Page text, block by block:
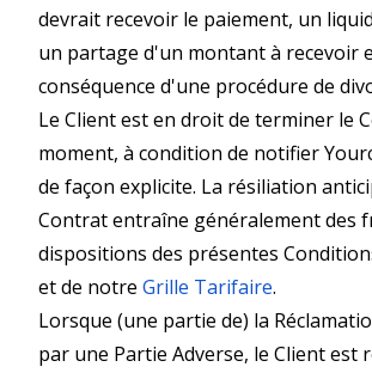
devrait recevoir le paiement, un
un partage d'un montant à recevoir
conséquence d'une procédure de
Le Client est en droit de terminer le
moment, à condition de notifier
de façon explicite. La résiliation
Contrat entraîne généralement des
dispositions des présentes
et de notre Grille Tarifaire.
Lorsque (une partie de) la
par une Partie Adverse, le Client est